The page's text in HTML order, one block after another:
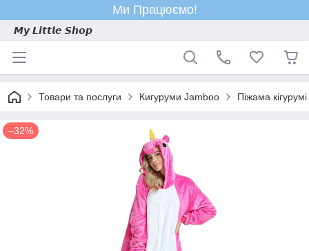
Ми Працюємо!
𝙈𝙮 𝙇𝙞𝙩𝙩𝙡𝙚 𝙎𝙝𝙤𝙥
Товари та послуги Кигуруми Jamboo Піжама
–32%